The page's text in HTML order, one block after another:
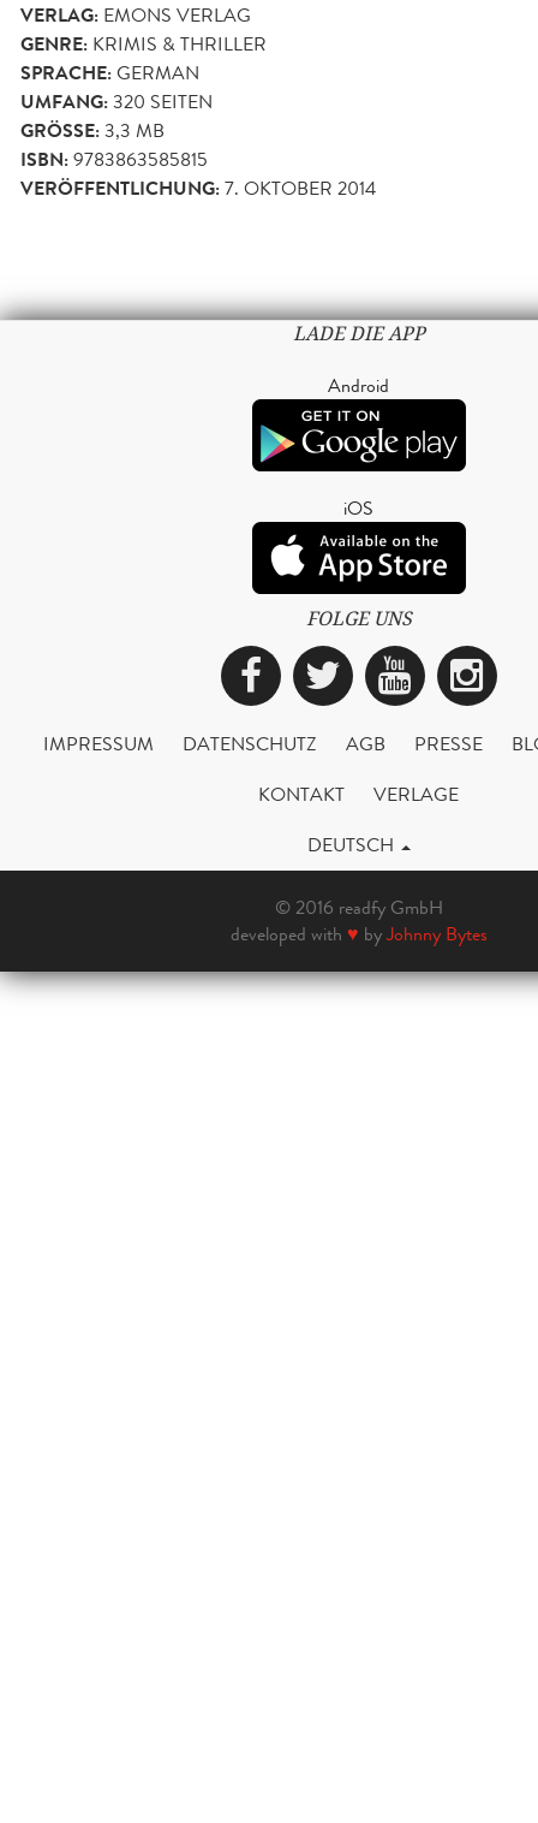
VERLAG: EMONS VERLAG
GENRE: KRIMIS & THRILLER
SPRACHE:GERMAN
UMFANG:320 SEITEN
GRÖSSE: 3,3 MB
ISBN:9783863585815
VERÖFFENTLICHUNG:7. OKTOBER 2014
LADE DIE APP
Android
iOS
FOLGE UNS
Facebook
Twitter
IMPRESSUM DATENSCHUTZ AGB PRESSE
KONTAKT
VERLAGE
DEUTSCH
© 2016 readfy GmbH
developed with ♥ byJohnny Bytes